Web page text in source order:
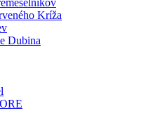
Kríža
Dubina